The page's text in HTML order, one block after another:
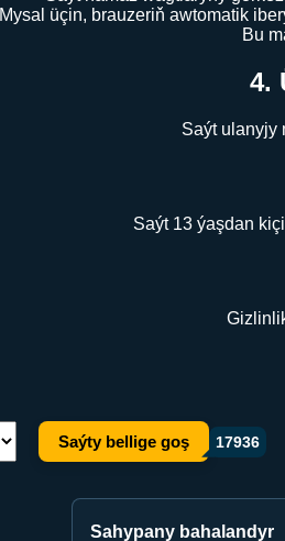
Mysal üçin, brauzeriň awtomatik
Bu
4.
Saýt ulanyjy
Saýt 13 ýaşdan
Saýty bellige goş 17936
Sahypany bahalandyr